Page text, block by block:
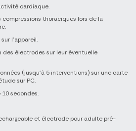
cardiaque.
thoraciques lors de la
l'appareil.
électrodes sur leur éventuelle
(jusqu'à 5 interventions) sur une carte
sur PC.
10 secondes.
et électrode pour adulte pré-